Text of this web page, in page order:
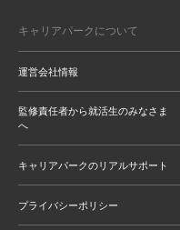
キャリアパークについて
運営会社情報
監修責任者から就活生のみなさま
へ
キャリアパークのリアルサポート
プライバシーポリシー